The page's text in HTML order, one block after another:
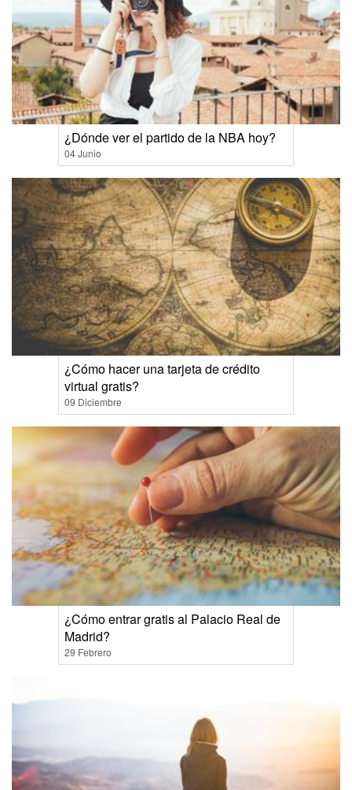
¿Dónde ver el partido de la NBA hoy?
04 Junio
¿Cómo hacer una tarjeta de crédito
virtual gratis?
09 Diciembre
¿Cómo entrar gratis al Palacio Real de
Madrid?
29 Febrero